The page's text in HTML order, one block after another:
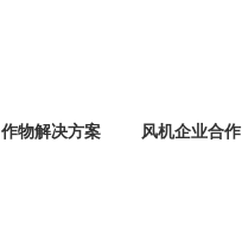
作物解决方案 风机企业合作